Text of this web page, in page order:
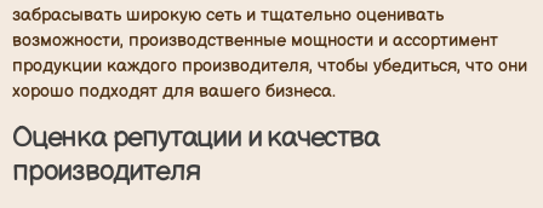
забрасывать широкую сеть и тщательно оценивать
возможности, производственные мощности и ассортимент
продукции каждого производителя, чтобы убедиться, что они
хорошо подходят для вашего бизнеса.
Оценка репутации и качества
производителя